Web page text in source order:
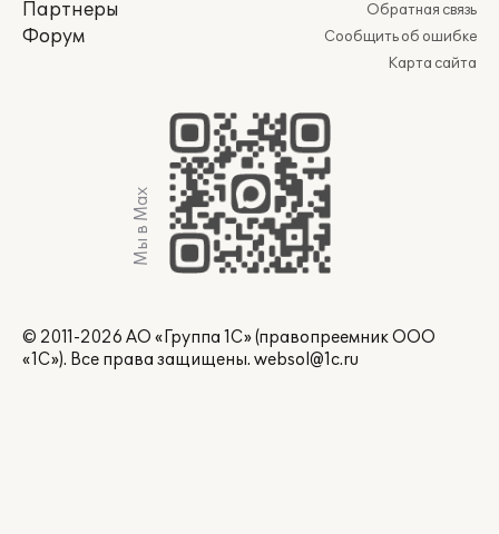
Партнеры
Форум
Обратная связь
Сообщить об ошибке
Карта сайта
Мы в Max
© 2011-2026 АО «Группа 1С» (правопреемник ООО
«1С»). Все права защищены. websol@1c.ru